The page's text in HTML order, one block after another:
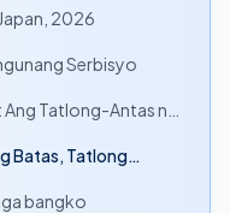
2026
Serbisyo
Tatlong-Antas na
Batas, Tatlong
bangko